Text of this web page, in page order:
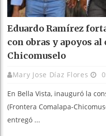
Eduardo Ramírez
con obras y apoyos
Chicomuselo
Mary Jose Díaz Flores
En Bella Vista, inauguró la
(Frontera Comalapa-
entregó ...